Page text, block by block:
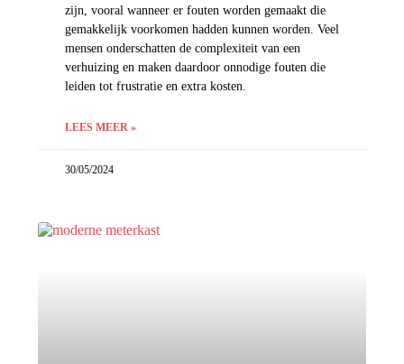
zijn, vooral wanneer er fouten worden gemaakt die
gemakkelijk voorkomen hadden kunnen worden. Veel
mensen onderschatten de complexiteit van een
verhuizing en maken daardoor onnodige fouten die
leiden tot frustratie en extra kosten.
LEES MEER »
30/05/2024